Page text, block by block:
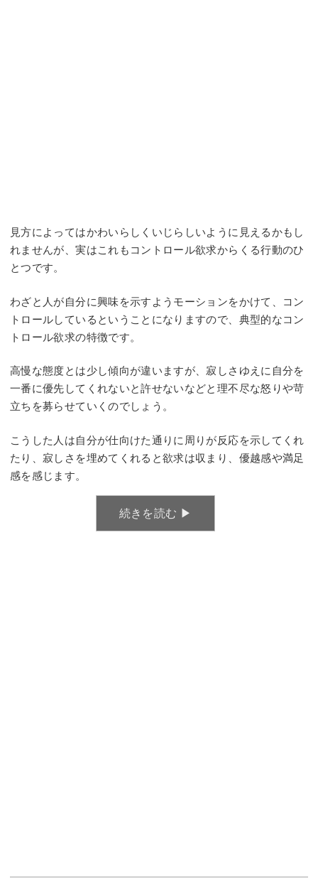
見方によってはかわいらしくいじらしいように見えるかもし
れませんが、実はこれもコントロール欲求からくる行動のひ
とつです。
わざと人が自分に興味を示すようモーションをかけて、コン
トロールしているということになりますので、典型的なコン
トロール欲求の特徴です。
高慢な態度とは少し傾向が違いますが、寂しさゆえに自分を
一番に優先してくれないと許せないなどと理不尽な怒りや苛
立ちを募らせていくのでしょう。
こうした人は自分が仕向けた通りに周りが反応を示してくれ
たり、寂しさを埋めてくれると欲求は収まり、優越感や満足
感を感じます。
続きを読む ▶︎